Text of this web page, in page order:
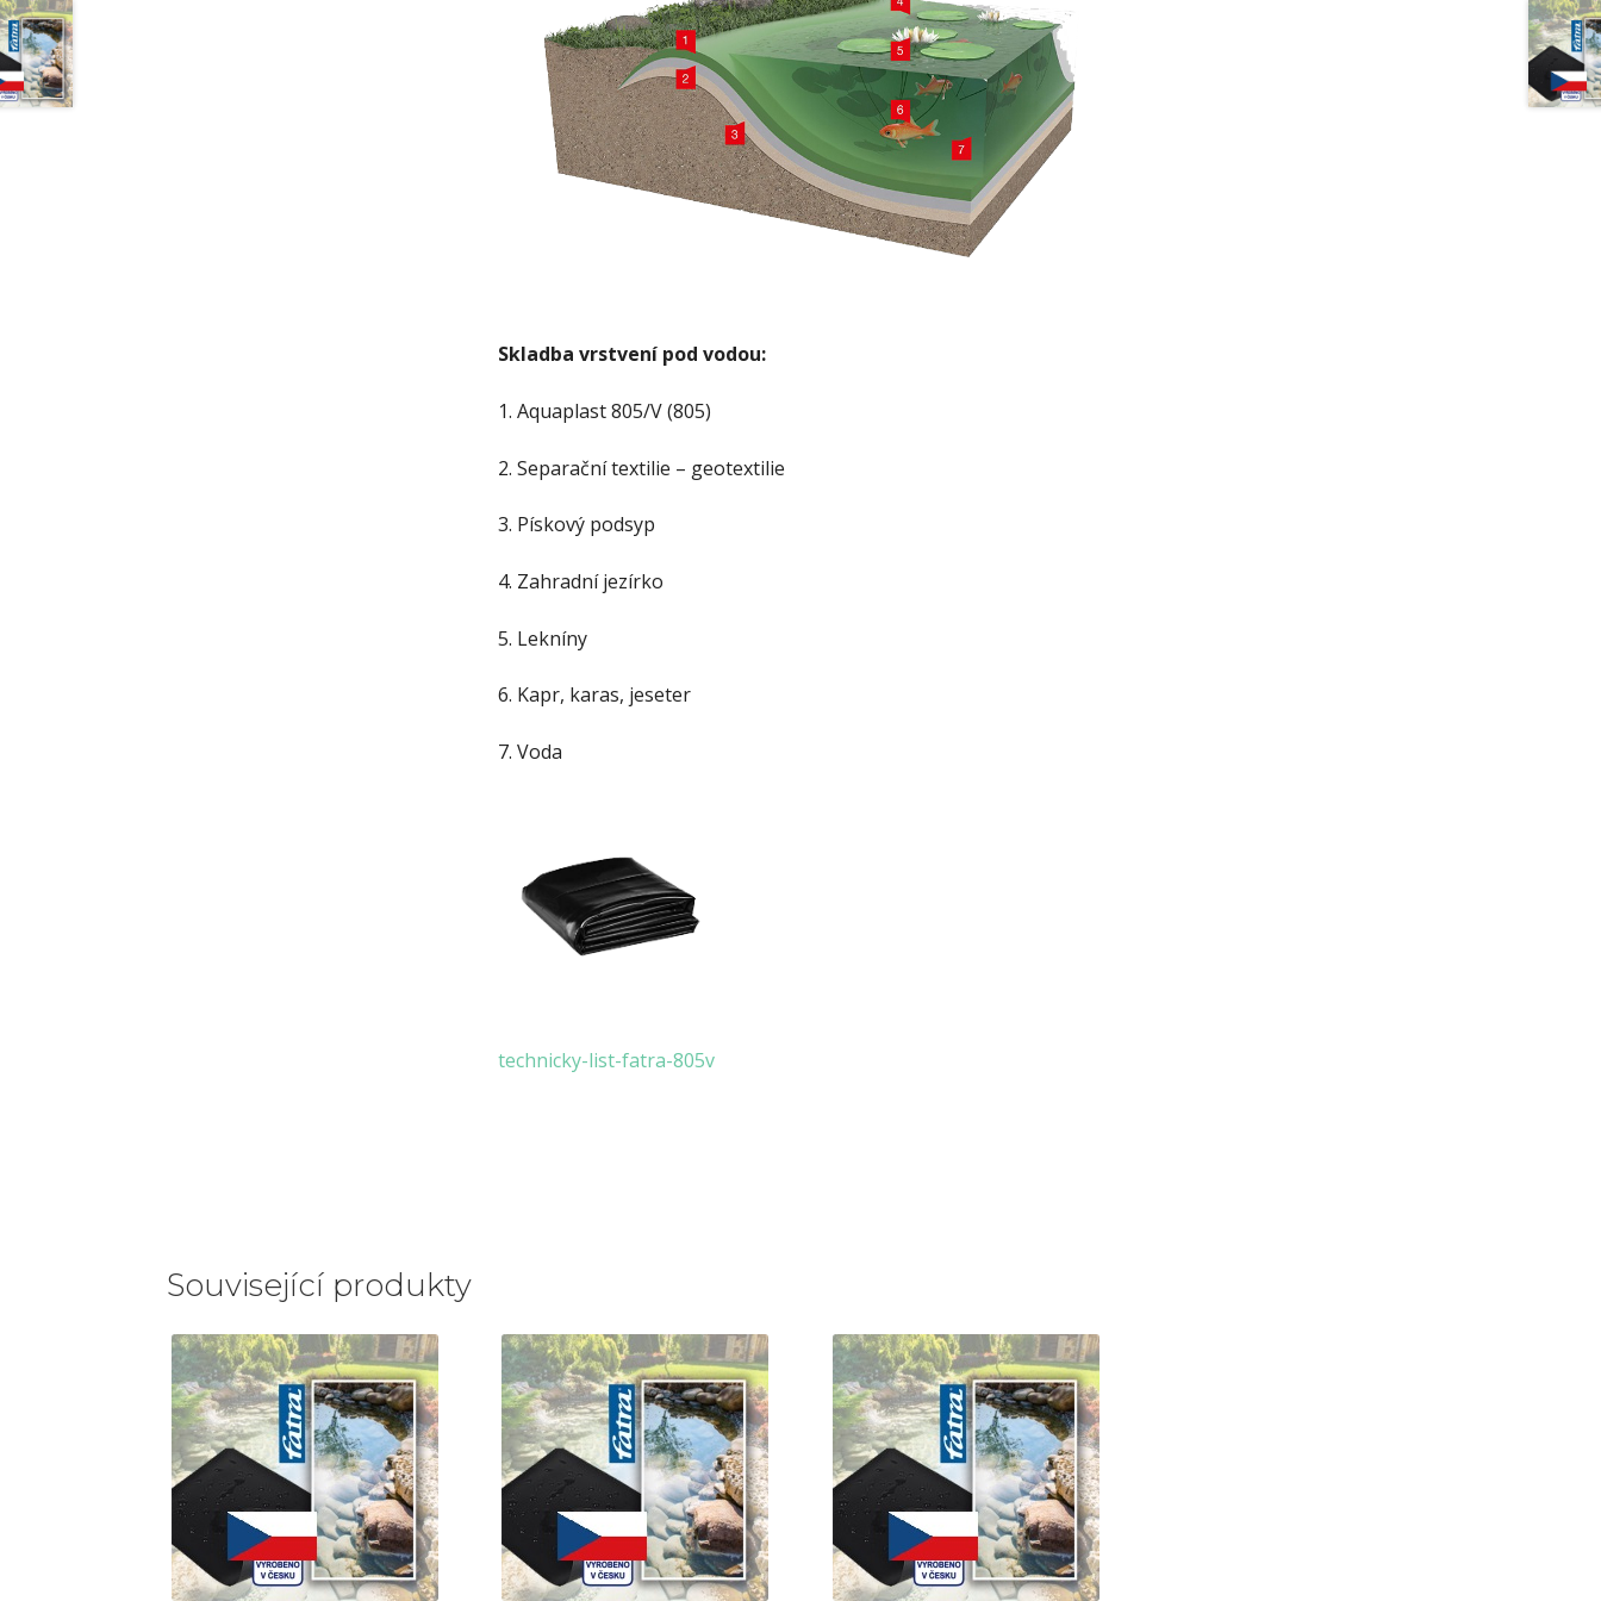
Skladba vrstvení pod vodou:
1. Aquaplast 805/V (805)
2. Separační textilie – geotextilie
3. Pískový podsyp
4. Zahradní jezírko
5. Lekníny
6. Kapr, karas, jeseter
7. Voda
technicky-list-fatra-805v
Související produkty